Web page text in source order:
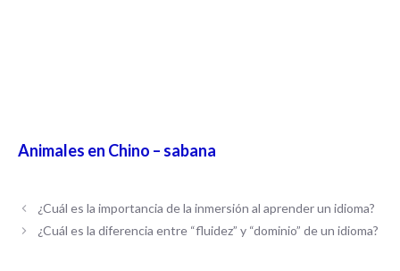
Animales en Chino – sabana
¿Cuál es la importancia de la inmersión al aprender un idioma?
¿Cuál es la diferencia entre “fluidez” y “dominio” de un idioma?